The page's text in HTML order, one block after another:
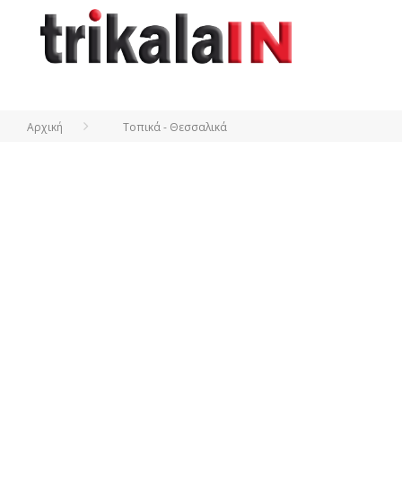
Αρχική Τοπικά - Θεσσαλικά